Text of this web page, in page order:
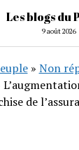
Les blogs du
9 août 2026
» Non
de